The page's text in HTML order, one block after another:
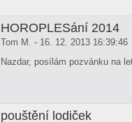
HOROPLESání 2014
Tom M. - 16. 12. 2013 16:39:46
Nazdar, posílám pozvánku na
pouštění lodiček